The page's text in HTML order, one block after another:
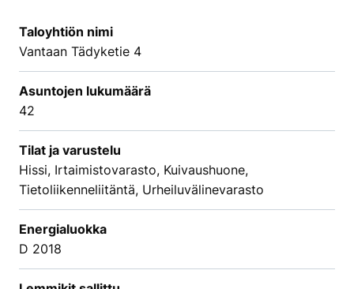
Taloyhtiön nimi
Vantaan Tädyketie 4
Asuntojen lukumäärä
42
Tilat ja varustelu
Hissi, Irtaimistovarasto, Kuivaushuone,
Tietoliikenneliitäntä, Urheiluvälinevarasto
Energialuokka
D 2018